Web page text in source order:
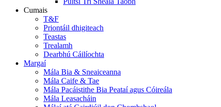
Cumais
T&F
Priontáil dhigiteach
Teastas
Trealamh
Dearbhú Cáilíochta
Margaí
Mála Bia & Sneaiceanna
Mála Caife & Tae
Mála Pacáistithe Bia Peataí agus Cóireála
Mála Leasacháin